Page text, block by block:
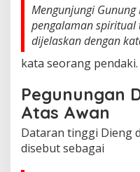
Mengunjungi
pengalaman spiritual
dijelaskan dengan
kata seorang pendaki.
Pegunungan
Atas Awan
Dataran tinggi Dieng
disebut sebagai